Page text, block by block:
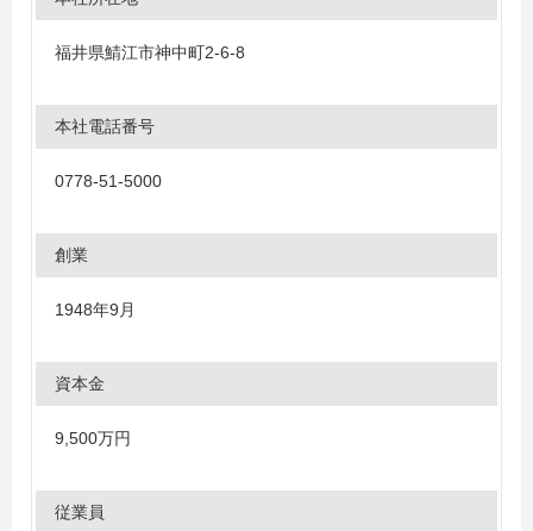
福井県鯖江市神中町2-6-8
本社電話番号
0778-51-5000
創業
1948年9月
資本金
9,500万円
従業員